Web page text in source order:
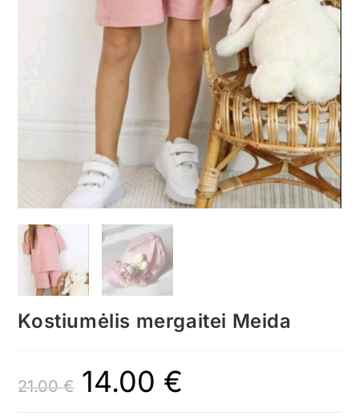
Kostiumėlis mergaitei Meida
21.00€ 14.00 €